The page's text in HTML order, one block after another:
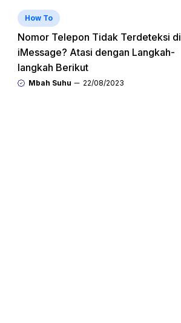
How To
Nomor Telepon Tidak Terdeteksi di
iMessage? Atasi dengan Langkah-
langkah Berikut
Mbah Suhu 22/08/2023